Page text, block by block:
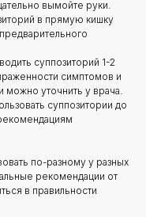
вымойте руки.
в прямую кишку
суппозиторий 1-2
симптомов и
можно уточнить у врача.
суппозитории до
по-разному у разных
рекомендации от
в правильности